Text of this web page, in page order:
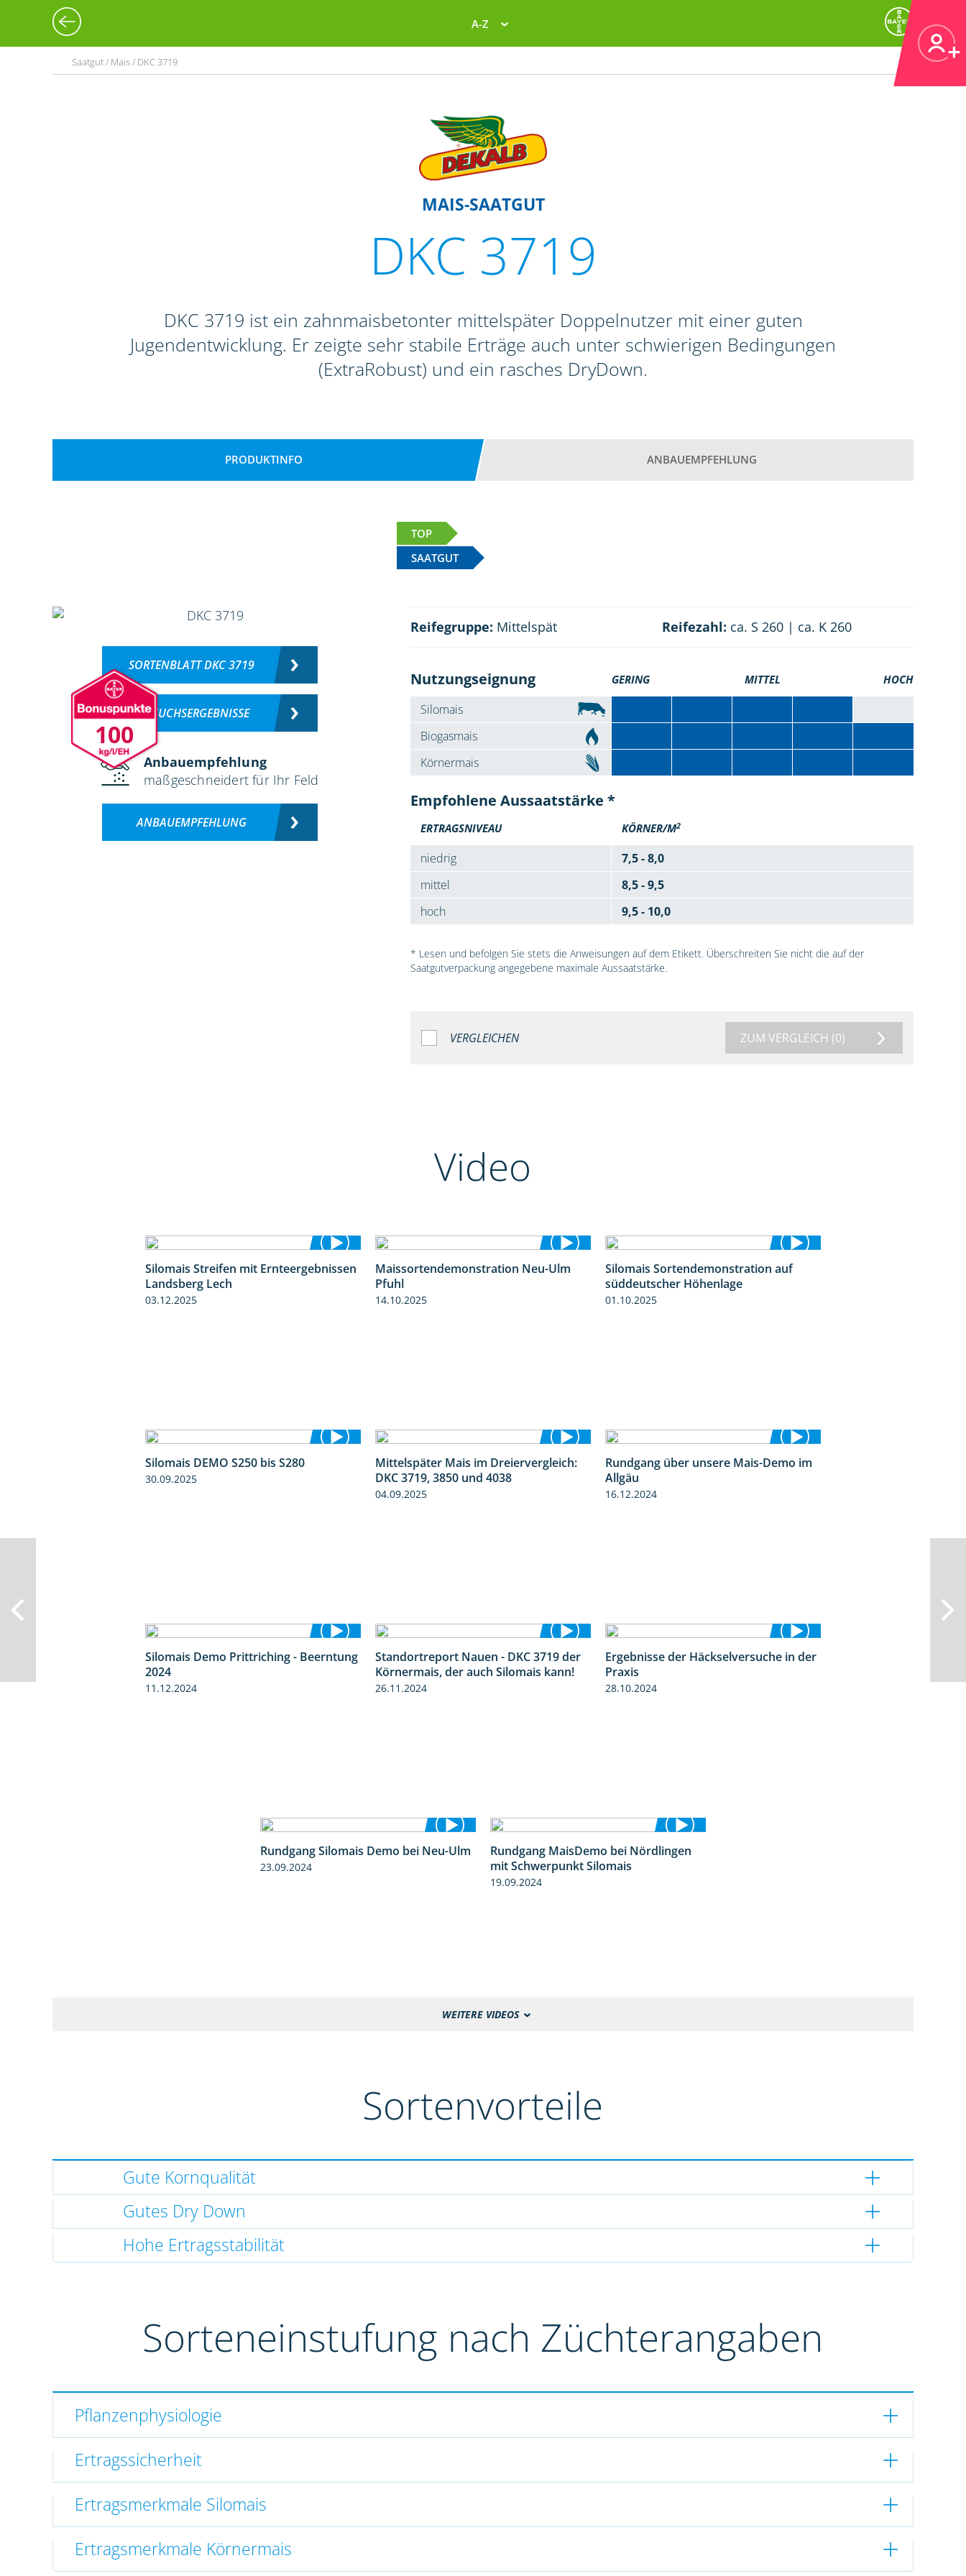
A-Z
Saatgut / Mais / DKC 3719
MAIS-SAATGUT
DKC 3719
DKC 3719 ist ein zahnmaisbetonter mittelspäter Doppelnutzer mit einer guten
Jugendentwicklung. Er zeigte sehr stabile Erträge auch unter schwierigen Bedingungen
(ExtraRobust) und ein rasches DryDown.
PRODUKTINFO ANBAUEMPFEHLUNG
TOP
SAATGUT
100
SORTENBLATT DKC 3719
VERSUCHSERGEBNISSE
Anbauempfehlung
maßgeschneidert für Ihr Feld
ANBAUEMPFEHLUNG
Reifegruppe: Mittelspät Reifezahl: ca. S 260 | ca. K 260
Nutzungseignung GERING MITTEL HOCH
Silomais
Biogasmais
Körnermais
Empfohlene Aussaatstärke *
ERTRAGSNIVEAU KÖRNER/M2
niedrig
7,5 - 8,0
mittel
8,5 - 9,5
hoch
9,5 - 10,0
* Lesen und befolgen Sie stets die Anweisungen auf dem Etikett. Überschreiten Sie nicht die auf der
Saatgutverpackung angegebene maximale Aussaatstärke.
VERGLEICHEN ZUM VERGLEICH (0)
Video
11:01
Silomais Streifen mit Ernteergebnissen
Landsberg Lech
03.12.2025
7:10
Maissortendemonstration Neu-Ulm
Pfuhl
14.10.2025
7:04
Silomais Sortendemonstration auf
süddeutscher Höhenlage
01.10.2025
Silomais DEMO S250 bis S280
30.09.2025
1:41
Mittelspäter Mais im Dreiervergleich:
DKC 3719, 3850 und 4038
04.09.2025
9:08
Rundgang über unsere Mais-Demo im
Allgäu
16.12.2024
12:28
Silomais Demo Prittriching - Beerntung
2024
11.12.2024
1:43
Standortreport Nauen - DKC 3719 der
Körnermais, der auch Silomais kann!
26.11.2024
5:16
Ergebnisse der Häckselversuche in der
Praxis
28.10.2024
4:50
Rundgang Silomais Demo bei Neu-Ulm
23.09.2024
10:51
Rundgang MaisDemo bei Nördlingen
mit Schwerpunkt Silomais
19.09.2024
WEITERE VIDEOS
Sortenvorteile
Gute Kornqualität
Gutes Dry Down
Hohe Ertragsstabilität
Sorteneinstufung nach Züchterangaben
Pflanzenphysiologie
Ertragssicherheit
Ertragsmerkmale Silomais
Ertragsmerkmale Körnermais